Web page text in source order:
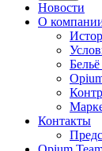
Новости
О
Контакты